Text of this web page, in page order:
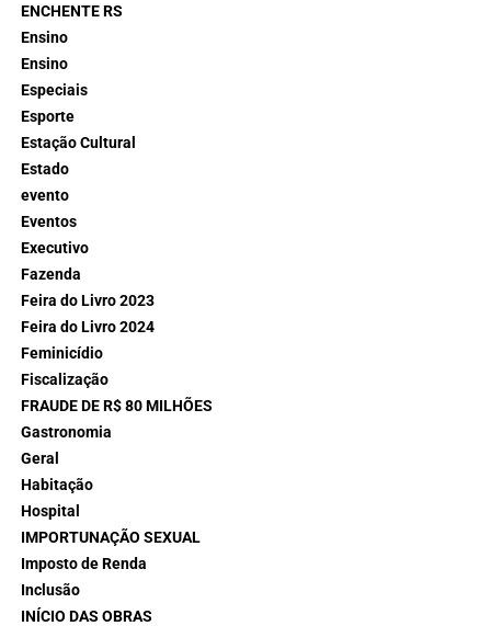
ENCHENTE RS
Ensino
Ensino
Especiais
Esporte
Estação Cultural
Estado
evento
Eventos
Executivo
Fazenda
Feira do Livro 2023
Feira do Livro 2024
Feminicídio
Fiscalização
FRAUDE DE R$ 80 MILHÕES
Gastronomia
Geral
Habitação
Hospital
IMPORTUNAÇÃO SEXUAL
Imposto de Renda
Inclusão
INÍCIO DAS OBRAS